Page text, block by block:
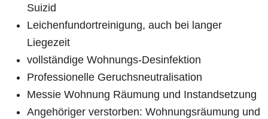
Suizid
Leichenfundortreinigung, auch bei langer
Liegezeit
vollständige Wohnungs-Desinfektion
Professionelle Geruchsneutralisation
Messie Wohnung Räumung und Instandsetzung
Angehöriger verstorben: Wohnungsräumung und